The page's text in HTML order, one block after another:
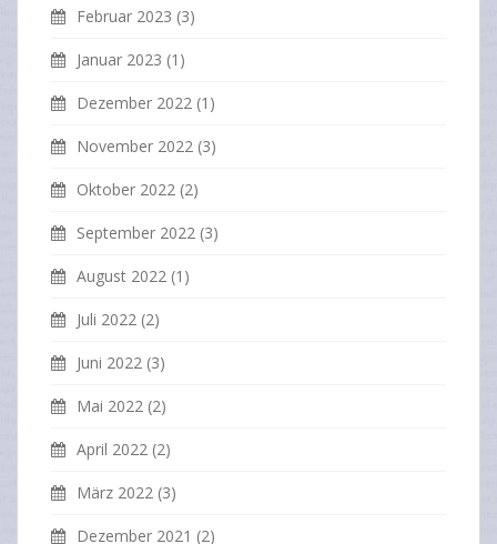
Februar 2023 (3)
Januar 2023 (1)
Dezember 2022 (1)
November 2022 (3)
Oktober 2022 (2)
September 2022 (3)
August 2022 (1)
Juli 2022 (2)
Juni 2022 (3)
Mai 2022 (2)
April 2022 (2)
März 2022 (3)
Dezember 2021 (2)